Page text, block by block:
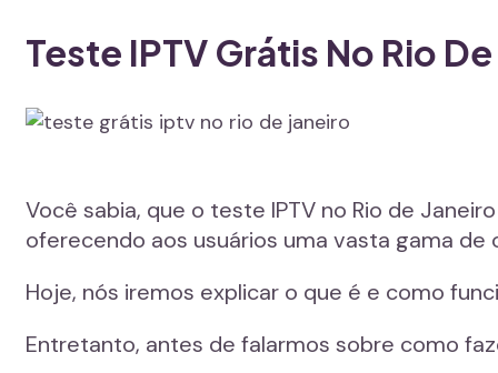
Teste IPTV Grátis No Rio
Você sabia, que o teste IPTV no Rio de
oferecendo aos usuários uma vasta gama
Hoje, nós iremos explicar o que é e como
Entretanto, antes de falarmos sobre como